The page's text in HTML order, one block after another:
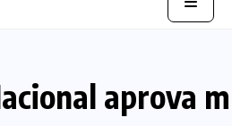
aprova